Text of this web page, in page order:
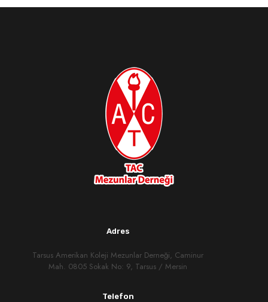
Adres
Tarsus Amerikan Koleji Mezunlar Derneği, Caminur
Mah. 0805 Sokak No: 9, Tarsus / Mersin
Telefon